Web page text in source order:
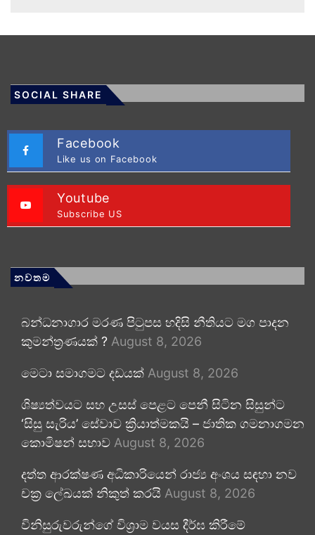
SOCIAL SHARE
Facebook
Like us on Facebook
Youtube
Subscribe US
නවතම
බන්ධනාගාර මරණ පිටුපස හදිසි නීතියට මග පාදන
කුමන්ත්‍රණයක් ? August 8, 2026
මෙටා සමාගමට දඩයක් August 8, 2026
ශිෂ්‍යත්වයට සහ උසස් පෙළට පෙනී සිටින සිසුන්ට
‘සිසු සැරිය’ සේවාව ක්‍රියාත්මකයි – ජාතික ගමනාගමන
කොමිෂන් සභාව August 8, 2026
දත්ත ආරක්ෂණ අධිකාරියෙන් රාජ්‍ය අංශය සඳහා නව
චක්‍ර ලේඛයක් නිකුත් කරයි August 8, 2026
විනිසුරුවරුන්ගේ විශ්‍රාම වයස දීර්ඝ කිරීමේ